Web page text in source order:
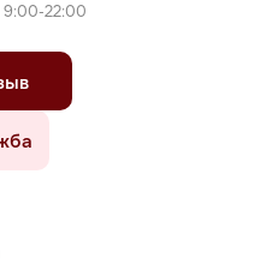
9:00-22:00